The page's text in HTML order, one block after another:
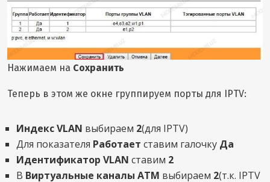
Нажимаем на Сохранить
Теперь в этом же окне группируем порты для IPTV:
Индекс VLAN выбираем 2(для IPTV)
Для показателя Работает ставим галочку Да
Идентификатор VLAN ставим 2
В Виртуальные каналы АТМ выбираем 2(т.к. IPTV